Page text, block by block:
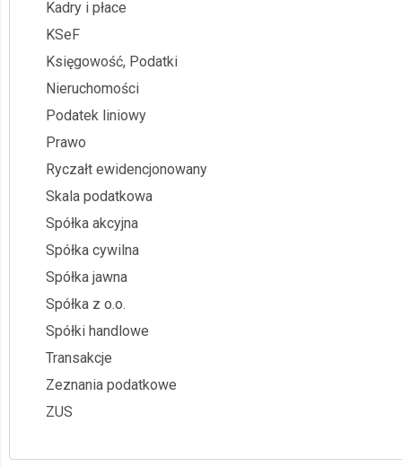
Kadry i płace
KSeF
Księgowość, Podatki
Nieruchomości
Podatek liniowy
Prawo
Ryczałt ewidencjonowany
Skala podatkowa
Spółka akcyjna
Spółka cywilna
Spółka jawna
Spółka z o.o.
Spółki handlowe
Transakcje
Zeznania podatkowe
ZUS